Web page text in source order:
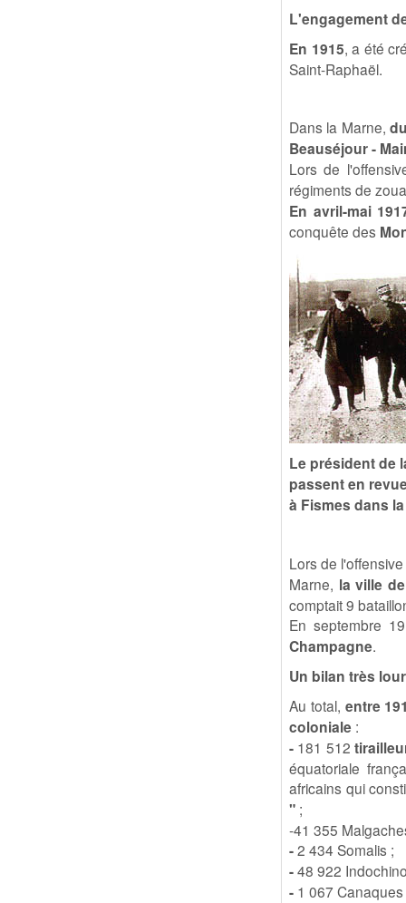
L'engagement
En 1915, a été
Saint-Raphaël.
Dans la Marne,
Beauséjour -
Lors de
régiments de
En avril-mai
conquête des
Le président de
passent en
à Fismes dans
Lors de
Marne, la ville
comptait 9
En septembre
Champagne.
Un bilan très
Au total, entre
coloniale :
- 181 512
équatoriale
africains qui
" ;
-41 355
-2 434 Somalis ;
-48 922
- 1 067